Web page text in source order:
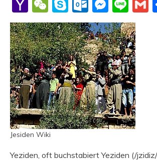
Yahoo
Mail
WeChat
Skype
Jesiden Wiki
Yeziden, oft buchstabiert Yeziden (/